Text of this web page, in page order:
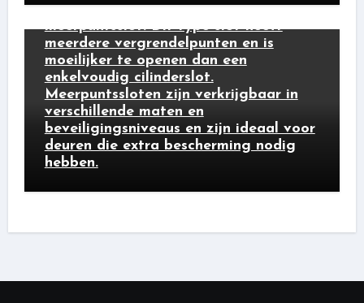
Een ander type veiligheidsslot is het
meerpuntsslot. Dit type slot heeft
meerdere vergrendelpunten en is
moeilijker te openen dan een
enkelvoudig cilinderslot.
Meerpuntssloten zijn verkrijgbaar in
verschillende maten en
beveiligingsniveaus en zijn ideaal voor
deuren die extra bescherming nodig
hebben.